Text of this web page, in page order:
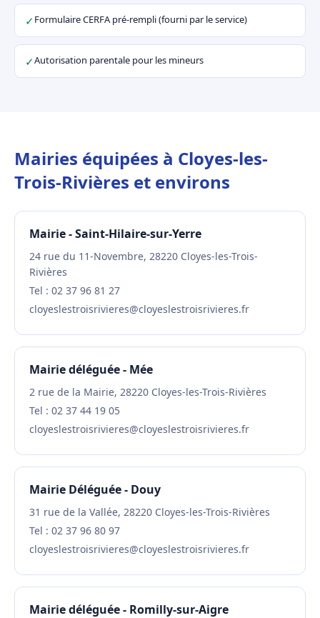
✓ Formulaire CERFA pré-rempli (fourni par le service)
✓Autorisation parentale pour les mineurs
Mairies équipées à Cloyes-les-
Trois-Rivières et environs
Mairie - Saint-Hilaire-sur-Yerre
24 rue du 11-Novembre, 28220 Cloyes-les-Trois-
Rivières
Tel : 02 37 96 81 27
cloyeslestroisrivieres@cloyeslestroisrivieres.fr
Mairie déléguée - Mée
2 rue de la Mairie, 28220 Cloyes-les-Trois-Rivières
Tel : 02 37 44 19 05
cloyeslestroisrivieres@cloyeslestroisrivieres.fr
Mairie Déléguée - Douy
31 rue de la Vallée, 28220 Cloyes-les-Trois-Rivières
Tel : 02 37 96 80 97
cloyeslestroisrivieres@cloyeslestroisrivieres.fr
Mairie déléguée - Romilly-sur-Aigre